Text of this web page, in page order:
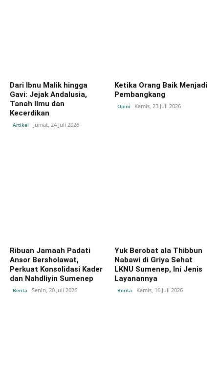
Dari Ibnu Malik hingga
Gavi: Jejak Andalusia,
Tanah Ilmu dan
Kecerdikan
Artikel Jumat, 24 Juli 2026
Ketika Orang Baik Menjadi
Pembangkang
Opini Kamis, 23 Juli 2026
Ribuan Jamaah Padati
Ansor Bersholawat,
Perkuat Konsolidasi Kader
dan Nahdliyin Sumenep
Berita Senin, 20 Juli 2026
Yuk Berobat ala Thibbun
Nabawi di Griya Sehat
LKNU Sumenep, Ini Jenis
Layanannya
Berita Kamis, 16 Juli 2026